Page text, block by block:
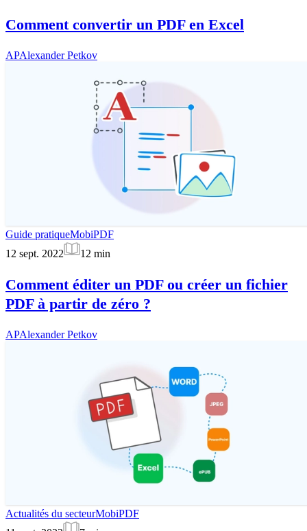
Comment convertir un PDF en Excel
APAlexander Petkov
Guide pratiqueMobiPDF
12 sept. 2022
12 min
Comment éditer un PDF ou créer un fichier
PDF à partir de zéro ?
APAlexander Petkov
Actualités du secteurMobiPDF